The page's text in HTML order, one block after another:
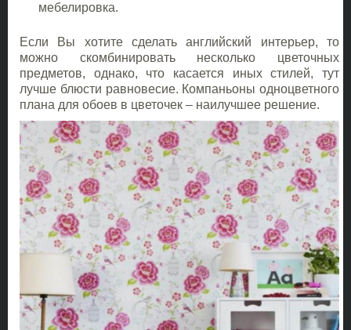
мебелировка.
Если Вы хотите сделать английский интерьер, то
можно скомбинировать несколько цветочных
предметов, однако, что касается иных стилей, тут
лучше блюсти равновесие. Компаньоны одноцветного
плана для обоев в цветочек – наилучшее решение.